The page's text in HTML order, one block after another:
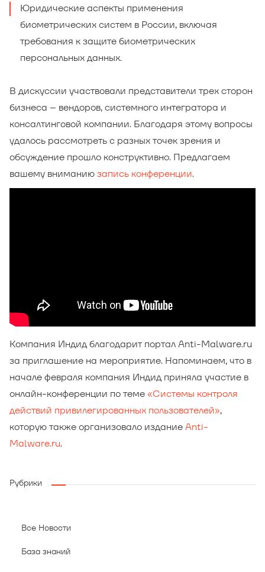
Юридические аспекты применения
биометрических систем в России, включая
требования к защите биометрических
персональных данных.
В дискуссии участвовали представители трех сторон
бизнеса – вендоров, системного интегратора и
консалтинговой компании. Благодаря этому вопросы
удалось рассмотреть с разных точек зрения и
обсуждение прошло конструктивно. Предлагаем
вашему вниманиюзапись конференции.
Компания Индид благодарит портал Anti-Malware.ru
за приглашение на мероприятие. Напоминаем, что в
начале февраля компания Индид приняла участие в
онлайн-конференции по теме«Системы контроля
действий привилегированных пользователей»,
которую также организовало изданиеAnti-
Malware.ru.
Рубрики
Все Новости
База знаний